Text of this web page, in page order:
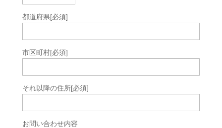
都道府県[必須]
市区町村[必須]
それ以降の住所[必須]
お問い合わせ内容